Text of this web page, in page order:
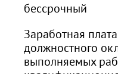
бессрочный
Заработная
должностного
выполняемых